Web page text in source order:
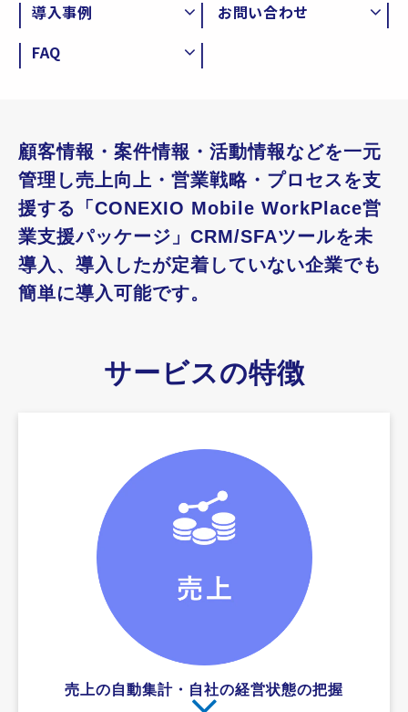
導入事例
お問い合わせ
FAQ
顧客情報・案件情報・活動情報などを一元
管理し売上向上・営業戦略・プロセスを支
援する「CONEXIO Mobile WorkPlace営
業支援パッケージ」CRM/SFAツールを未
導入、導入したが定着していない企業でも
簡単に導入可能です。
サービスの特徴
売上の自動集計・自社の経営状態の把握